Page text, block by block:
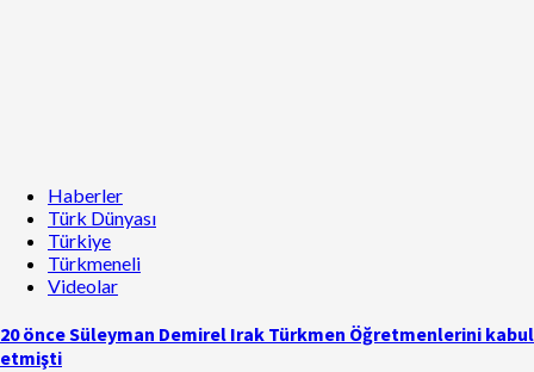
Haberler
Türk Dünyası
Türkiye
Türkmeneli
Videolar
20 önce Süleyman Demirel Irak Türkmen Öğretmenlerini kabul
etmişti